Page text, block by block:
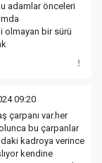
adamlar önceleri
olmayan bir sürü
09:20
çarpanı var.her
bu çarpanlar
kadroya verince
kendine